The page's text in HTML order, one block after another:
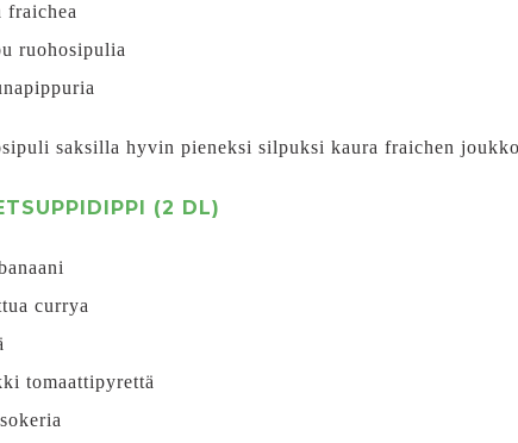
fraichea
ruohosipulia
saksilla hyvin pieneksi silpuksi kaura fraichen
(2 DL)
currya
tomaattipyrettä